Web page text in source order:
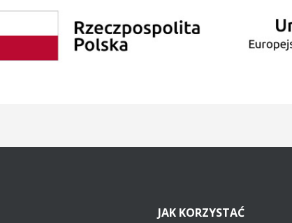
JAK KORZYSTAĆ